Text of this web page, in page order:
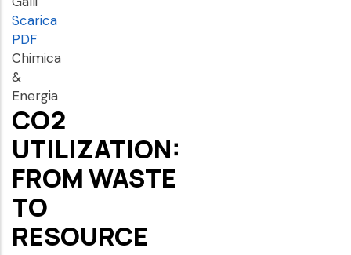
Scarica
PDF
Chimica
&
Energia
CO2
UTILIZATION:
FROM WASTE
TO
RESOURCE